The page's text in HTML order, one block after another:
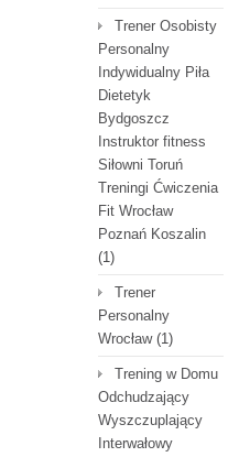
Trener Osobisty
Personalny
Indywidualny Piła
Dietetyk
Bydgoszcz
Instruktor fitness
Siłowni Toruń
Treningi Ćwiczenia
Fit Wrocław
Poznań Koszalin
(1)
Trener
Personalny
Wrocław(1)
Trening w Domu
Odchudzający
Wyszczuplający
Interwałowy